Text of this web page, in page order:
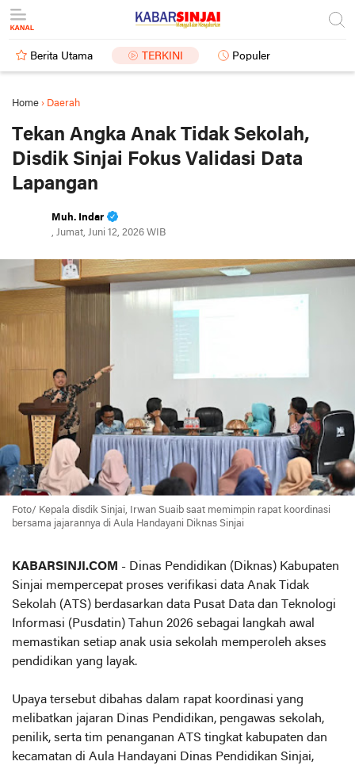
Berita Utama TERKINI Populer
Home › Daerah
Tekan Angka Anak Tidak Sekolah,
Disdik Sinjai Fokus Validasi Data
Lapangan
Muh. Indar
, Jumat, Juni 12, 2026 WIB
Foto/ Kepala disdik Sinjai, Irwan Suaib saat memimpin rapat koordinasi
bersama jajarannya di Aula Handayani Diknas Sinjai
KABARSINJI.COM - Dinas Pendidikan (Diknas) Kabupaten
Sinjai mempercepat proses verifikasi data Anak Tidak
Sekolah (ATS) berdasarkan data Pusat Data dan Teknologi
Informasi (Pusdatin) Tahun 2026 sebagai langkah awal
memastikan setiap anak usia sekolah memperoleh akses
pendidikan yang layak.
Upaya tersebut dibahas dalam rapat koordinasi yang
melibatkan jajaran Dinas Pendidikan, pengawas sekolah,
penilik, serta tim penanganan ATS tingkat kabupaten dan
kecamatan di Aula Handayani Dinas Pendidikan Sinjai,